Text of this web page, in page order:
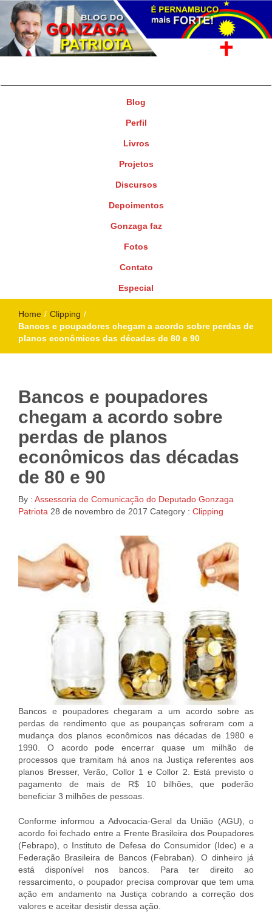
Blog
Perfil
Livros
Projetos
Discursos
Depoimentos
Gonzaga faz
Fotos
Contato
Especial
Home / Clipping /
Bancos e poupadores chegam a acordo sobre perdas de
planos econômicos das décadas de 80 e 90
Bancos e poupadores
chegam a acordo sobre
perdas de planos
econômicos das décadas
de 80 e 90
By : Assessoria de Comunicação do Deputado Gonzaga
Patriota 28 de novembro de 2017 Category : Clipping
Bancos e poupadores chegaram a um acordo sobre as
perdas de rendimento que as poupanças sofreram com a
mudança dos planos econômicos nas décadas de 1980 e
1990. O acordo pode encerrar quase um milhão de
processos que tramitam há anos na Justiça referentes aos
planos Bresser, Verão, Collor 1 e Collor 2. Está previsto o
pagamento de mais de R$ 10 bilhões, que poderão
beneficiar 3 milhões de pessoas.
Conforme informou a Advocacia-Geral da União (AGU), o
acordo foi fechado entre a Frente Brasileira dos Poupadores
(Febrapo), o Instituto de Defesa do Consumidor (Idec) e a
Federação Brasileira de Bancos (Febraban). O dinheiro já
está disponível nos bancos. Para ter direito ao
ressarcimento, o poupador precisa comprovar que tem uma
ação em andamento na Justiça cobrando a correção dos
valores e aceitar desistir dessa ação.